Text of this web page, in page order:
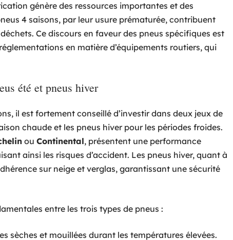
génère des ressources importantes et des
4 saisons, par leur usure prématurée, contribuent
Ce discours en faveur des pneus spécifiques est
en matière d’équipements routiers, qui
été et pneus hiver
il est fortement conseillé d’investir dans deux jeux de
chaude et les pneus hiver pour les périodes froides.
ou Continental, présentent une performance
ainsi les risques d’accident. Les pneus hiver, quant à
sur neige et verglas, garantissant une sécurité
entre les trois types de pneus :
sèches et mouillées durant les températures élevées.